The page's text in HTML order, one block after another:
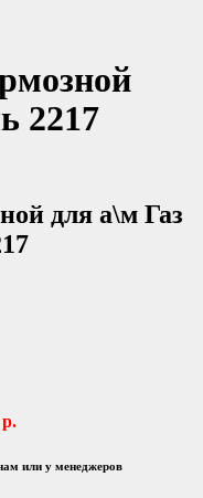
2217
для а\м Газ
р.
или у менеджеров